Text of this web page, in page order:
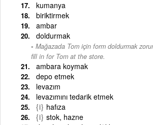
kumanya
biriktirmek
ambar
doldurmak
Mağazada Tom için form doldurmak
fill in for Tom at the store.
ambara koymak
depo etmek
levazım
levazımını tedarik etmek
{i} hafıza
{i} stok, hazne